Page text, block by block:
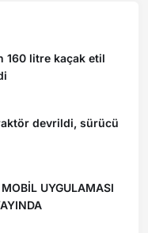
160 litre kaçak etil
devrildi, sürücü
UYGULAMASI